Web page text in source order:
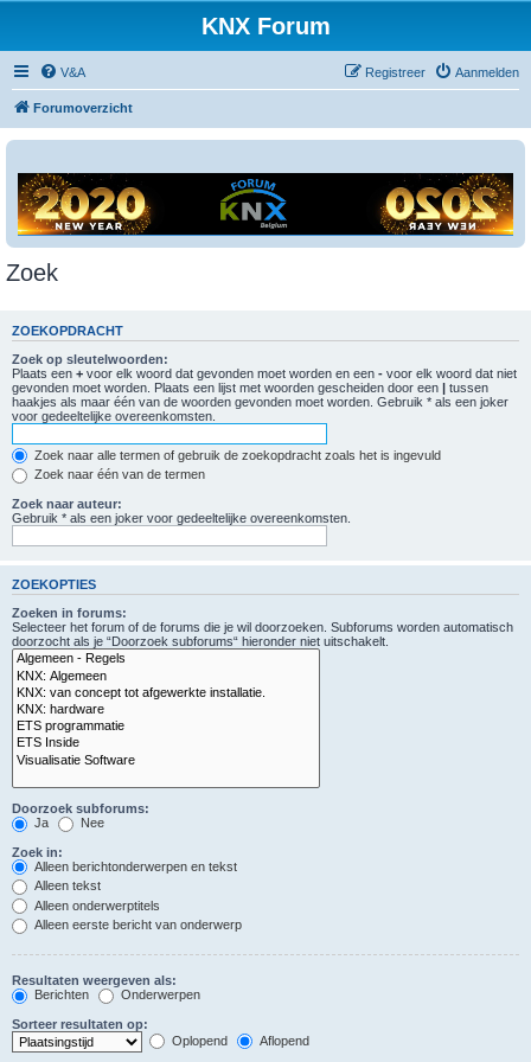
KNX Forum
V&A Aanmelden
Registreer
Forumoverzicht
Zoek
ZOEKOPDRACHT
Zoek op sleutelwoorden:
Plaats een + voor elk woord dat gevonden moet worden en een - voor elk woord dat niet
gevonden moet worden. Plaats een lijst met woorden gescheiden door een | tussen
haakjes als maar één van de woorden gevonden moet worden. Gebruik * als een joker
voor gedeeltelijke overeenkomsten.
Zoek naar alle termen of gebruik de zoekopdracht zoals het is ingevuld
Zoek naar één van de termen
Zoek naar auteur:
Gebruik * als een joker voor gedeeltelijke overeenkomsten.
ZOEKOPTIES
Zoeken in forums:
Selecteer het forum of de forums die je wil doorzoeken. Subforums worden automatisch
doorzocht als je “Doorzoek subforums“ hieronder niet uitschakelt.
Doorzoek subforums:
Ja
Nee
Zoek in:
Alleen berichtonderwerpen en tekst
Alleen tekst
Alleen onderwerptitels
Alleen eerste bericht van onderwerp
Resultaten weergeven als:
Berichten
Onderwerpen
Sorteer resultaten op:
Oplopend
Aflopend